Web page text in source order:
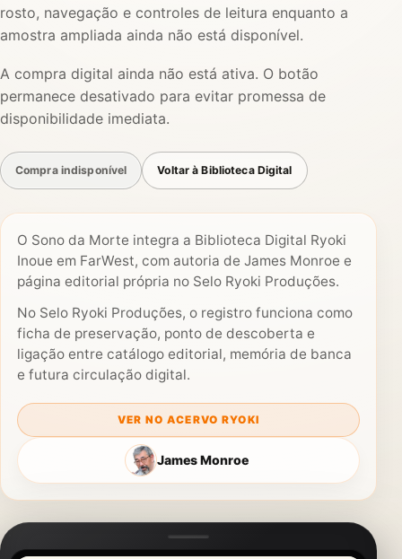
rosto, navegação e controles de leitura enquanto a
amostra ampliada ainda não está disponível.
A compra digital ainda não está ativa. O botão
permanece desativado para evitar promessa de
disponibilidade imediata.
Compra indisponível Voltar à Biblioteca Digital
O Sono da Morte integra a Biblioteca Digital Ryoki
Inoue em FarWest, com autoria de James Monroe e
página editorial própria no Selo Ryoki Produções.
No Selo Ryoki Produções, o registro funciona como
ficha de preservação, ponto de descoberta e
ligação entre catálogo editorial, memória de banca
e futura circulação digital.
VER NO ACERVO RYOKI
James Monroe